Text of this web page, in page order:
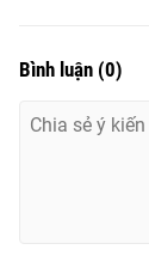
Bình luận (0)